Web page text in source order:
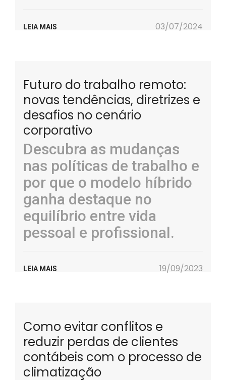
LEIA MAIS 03/07/2024
Futuro do trabalho remoto:
novas tendências, diretrizes e
desafios no cenário
corporativo
Descubra as mudanças
nas políticas de trabalho e
por que o modelo híbrido
ganha destaque no
equilíbrio entre vida
pessoal e profissional.
LEIA MAIS 19/09/2023
Como evitar conflitos e
reduzir perdas de clientes
contábeis com o processo de
climatização